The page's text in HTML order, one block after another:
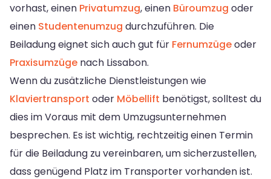
vorhast, einen Privatumzug, einen Büroumzug oder
einen Studentenumzug durchzuführen. Die
Beiladung eignet sich auch gut für Fernumzügeoder
Praxisumzüge nach Lissabon.
Wenn du zusätzliche Dienstleistungen wie
Klaviertransport oder Möbellift benötigst, solltest du
dies im Voraus mit dem Umzugsunternehmen
besprechen. Es ist wichtig, rechtzeitig einen Termin
für die Beiladung zu vereinbaren, um sicherzustellen,
dass genügend Platz im Transporter vorhanden ist.